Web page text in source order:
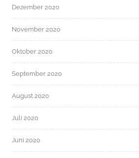
Dezember 2020
November 2020
Oktober 2020
September 2020
August 2020
Juli 2020
Juni 2020